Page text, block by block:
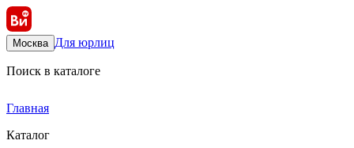
Москва Для юрлиц
Поиск в каталоге
Главная
Каталог